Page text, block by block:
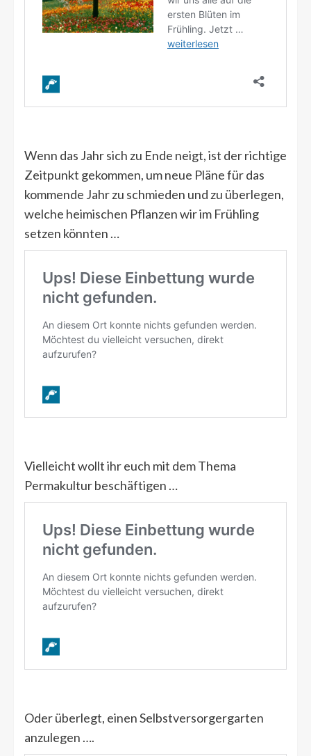
Wenn das Jahr sich zu Ende neigt, ist der richtige
Zeitpunkt gekommen, um neue Pläne für das
kommende Jahr zu schmieden und zu überlegen,
welche heimischen Pflanzen wir im Frühling
setzen könnten …
Vielleicht wollt ihr euch mit dem Thema
Permakultur beschäftigen …
Oder überlegt, einen Selbstversorgergarten
anzulegen ….